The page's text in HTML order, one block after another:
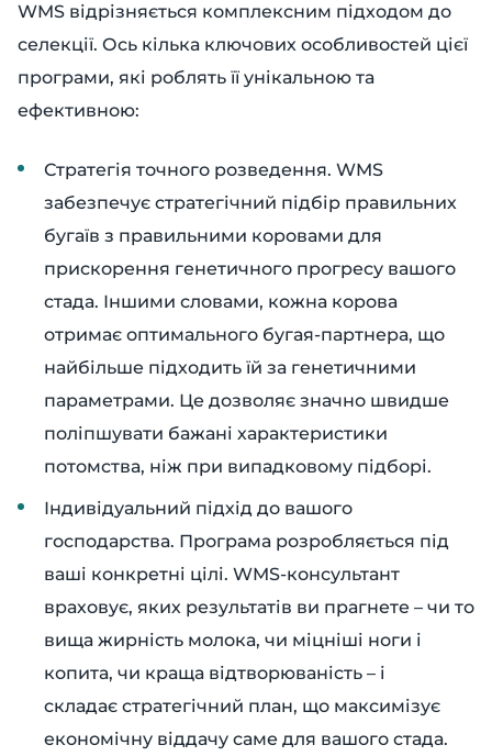
WMS відрізняється комплексним підходом до
селекції. Ось кілька ключових особливостей цієї
програми, які роблять її унікальною та
ефективною:
Стратегія точного розведення. WMS
забезпечує стратегічний підбір правильних
бугаїв з правильними коровами для
прискорення генетичного прогресу вашого
стада. Іншими словами, кожна корова
отримає оптимального бугая-партнера, що
найбільше підходить їй за генетичними
параметрами. Це дозволяє значно швидше
поліпшувати бажані характеристики
потомства, ніж при випадковому підборі.
Індивідуальний підхід до вашого
господарства. Програма розробляється під
ваші конкретні цілі. WMS-консультант
враховує, яких результатів ви прагнете – чи то
вища жирність молока, чи міцніші ноги і
копита, чи краща відтворюваність – і
складає стратегічний план, що максимізує
економічну віддачу саме для вашого стада.